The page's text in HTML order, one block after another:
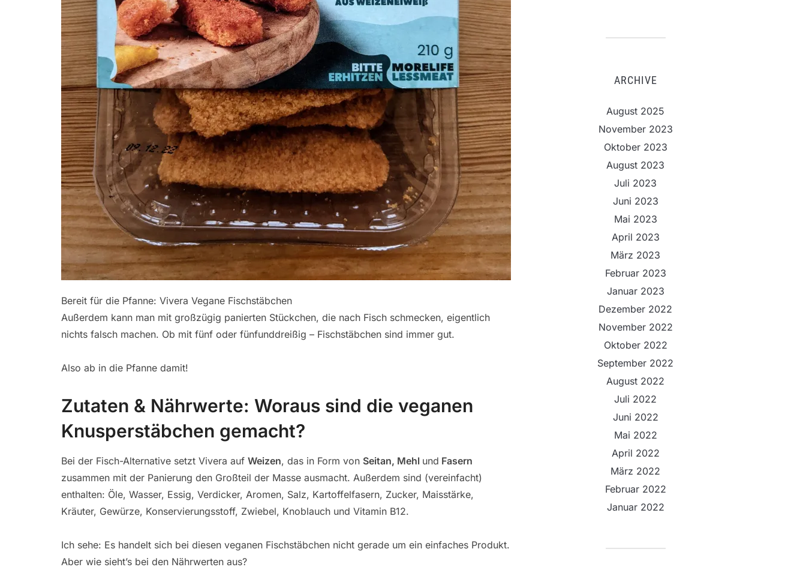
Bereit für die Pfanne: Vivera Vegane Fischstäbchen
Außerdem kann man mit großzügig panierten Stückchen, die nach Fisch schmecken, eigentlich
nichts falsch machen. Ob mit fünf oder fünfunddreißig – Fischstäbchen sind immer gut.
Also ab in die Pfanne damit!
Zutaten & Nährwerte: Woraus sind die veganen
Knusperstäbchen gemacht?
Bei der Fisch-Alternative setzt Vivera auf Weizen, das in Form von Seitan, Mehl und Fasern
zusammen mit der Panierung den Großteil der Masse ausmacht. Außerdem sind (vereinfacht)
enthalten: Öle, Wasser, Essig, Verdicker, Aromen, Salz, Kartoffelfasern, Zucker, Maisstärke,
Kräuter, Gewürze, Konservierungsstoff, Zwiebel, Knoblauch und Vitamin B12.
Ich sehe: Es handelt sich bei diesen veganen Fischstäbchen nicht gerade um ein einfaches Produkt.
Aber wie sieht’s bei den Nährwerten aus?
ARCHIVE
August 2025
November 2023
Oktober 2023
August 2023
Juli 2023
Juni 2023
Mai 2023
April 2023
März 2023
Februar 2023
Januar 2023
Dezember 2022
November 2022
Oktober 2022
September 2022
August 2022
Juli 2022
Juni 2022
Mai 2022
April 2022
März 2022
Februar 2022
Januar 2022